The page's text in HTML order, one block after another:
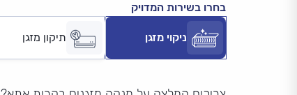
בחרו בשירות המדויק
ניקוי מזגן תיקון מזגן